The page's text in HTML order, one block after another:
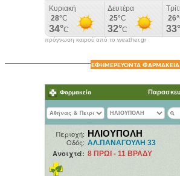
πρόγνωση καιρού από το weather.gr
ΕΦΗΜΕΡΕΥΟΝΤΑ ΦΑΡΜΑΚΕΙΑ